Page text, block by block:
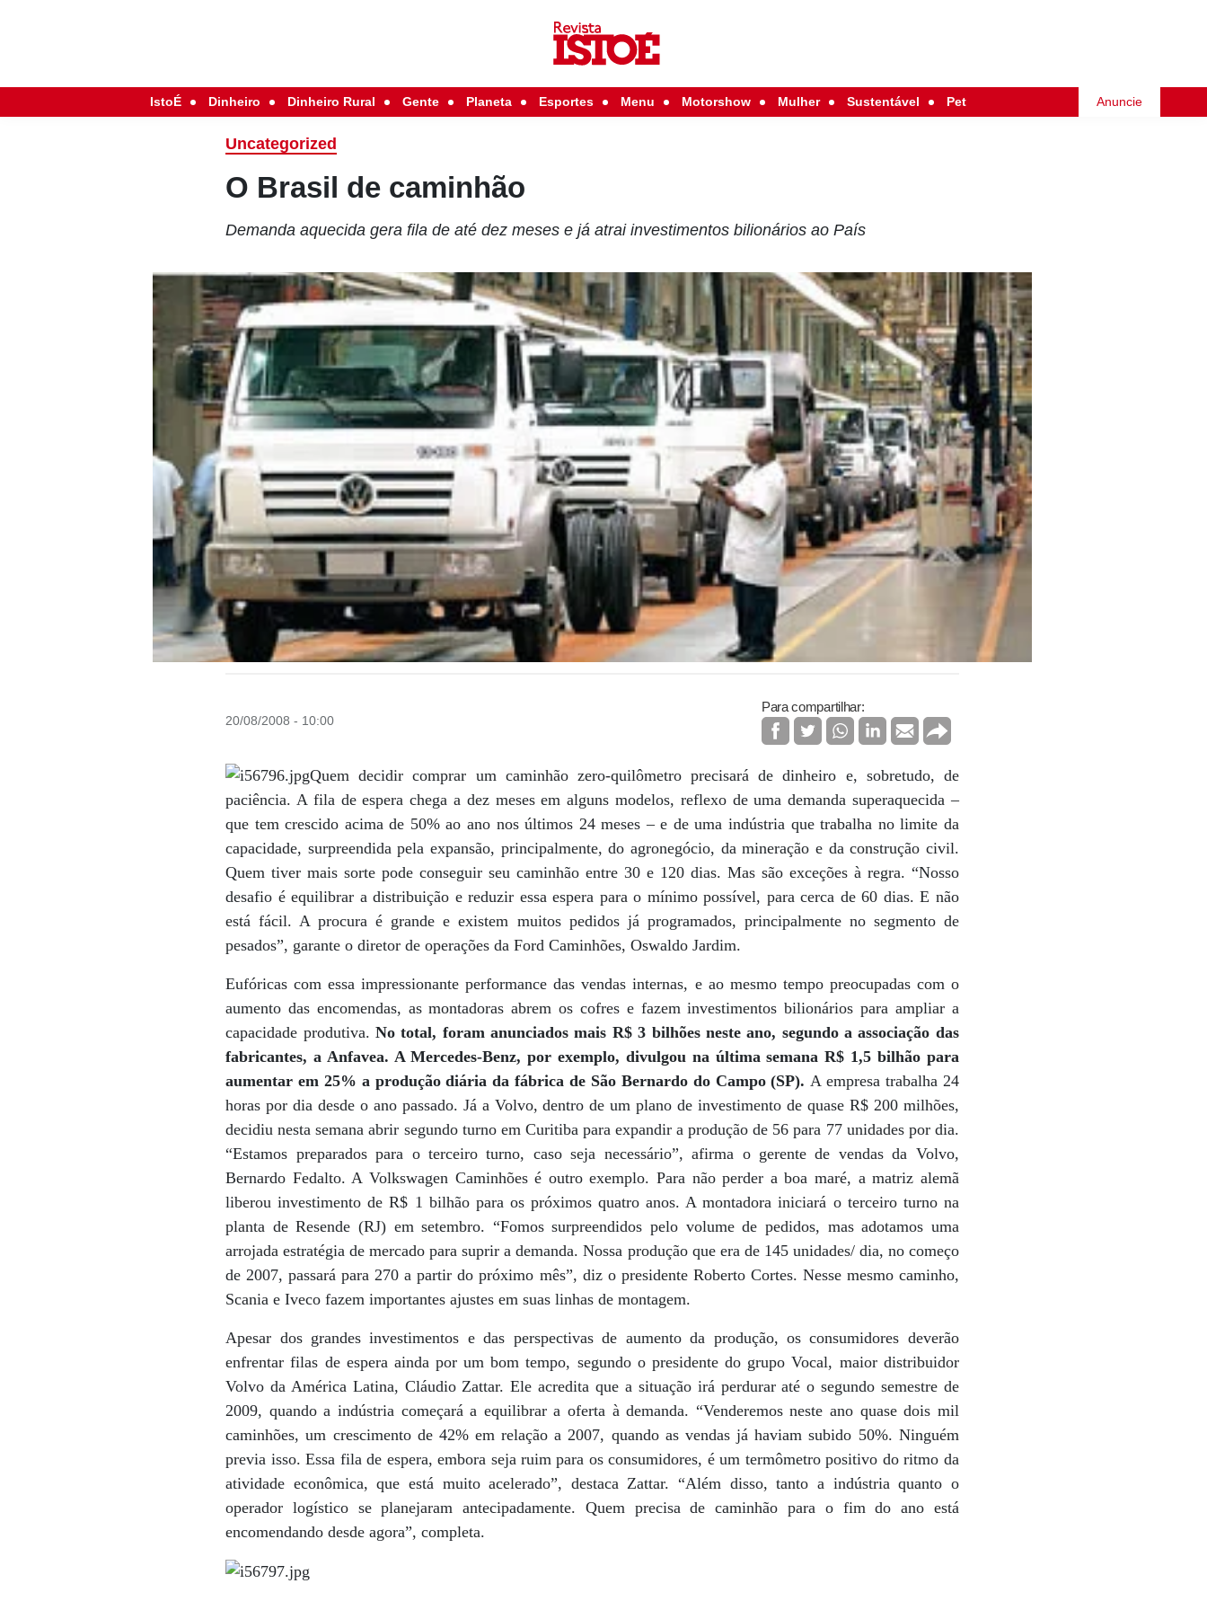
IstoÉ Dinheiro Dinheiro Rural Gente Planeta Esportes Menu Motorshow Mulher Sustentável Pet Anuncie
Uncategorized
O Brasil de caminhão
Demanda aquecida gera fila de até dez meses e já atrai investimentos bilionários ao País
20/08/2008 - 10:00
Para compartilhar:
Quem decidir comprar um caminhão zero-quilômetro precisará de dinheiro e, sobretudo, de
paciência. A fila de espera chega a dez meses em alguns modelos, reflexo de uma demanda superaquecida –
que tem crescido acima de 50% ao ano nos últimos 24 meses – e de uma indústria que trabalha no limite da
capacidade, surpreendida pela expansão, principalmente, do agronegócio, da mineração e da construção civil.
Quem tiver mais sorte pode conseguir seu caminhão entre 30 e 120 dias. Mas são exceções à regra. “Nosso
desafio é equilibrar a distribuição e reduzir essa espera para o mínimo possível, para cerca de 60 dias. E não
está fácil. A procura é grande e existem muitos pedidos já programados, principalmente no segmento de
pesados”, garante o diretor de operações da Ford Caminhões, Oswaldo Jardim.
Eufóricas com essa impressionante performance das vendas internas, e ao mesmo tempo preocupadas com o
aumento das encomendas, as montadoras abrem os cofres e fazem investimentos bilionários para ampliar a
capacidade produtiva. No total, foram anunciados mais R$ 3 bilhões neste ano, segundo a associação das
fabricantes, a Anfavea. A Mercedes-Benz, por exemplo, divulgou na última semana R$ 1,5 bilhão para
aumentar em 25% a produção diária da fábrica de São Bernardo do Campo (SP).A empresa trabalha 24
horas por dia desde o ano passado. Já a Volvo, dentro de um plano de investimento de quase R$ 200 milhões,
decidiu nesta semana abrir segundo turno em Curitiba para expandir a produção de 56 para 77 unidades por dia.
“Estamos preparados para o terceiro turno, caso seja necessário”, afirma o gerente de vendas da Volvo,
Bernardo Fedalto. A Volkswagen Caminhões é outro exemplo. Para não perder a boa maré, a matriz alemã
liberou investimento de R$ 1 bilhão para os próximos quatro anos. A montadora iniciará o terceiro turno na
planta de Resende (RJ) em setembro. “Fomos surpreendidos pelo volume de pedidos, mas adotamos uma
arrojada estratégia de mercado para suprir a demanda. Nossa produção que era de 145 unidades/ dia, no começo
de 2007, passará para 270 a partir do próximo mês”, diz o presidente Roberto Cortes. Nesse mesmo caminho,
Scania e Iveco fazem importantes ajustes em suas linhas de montagem.
Apesar dos grandes investimentos e das perspectivas de aumento da produção, os consumidores deverão
enfrentar filas de espera ainda por um bom tempo, segundo o presidente do grupo Vocal, maior distribuidor
Volvo da América Latina, Cláudio Zattar. Ele acredita que a situação irá perdurar até o segundo semestre de
2009, quando a indústria começará a equilibrar a oferta à demanda. “Venderemos neste ano quase dois mil
caminhões, um crescimento de 42% em relação a 2007, quando as vendas já haviam subido 50%. Ninguém
previa isso. Essa fila de espera, embora seja ruim para os consumidores, é um termômetro positivo do ritmo da
atividade econômica, que está muito acelerado”, destaca Zattar. “Além disso, tanto a indústria quanto o
operador logístico se planejaram antecipadamente. Quem precisa de caminhão para o fim do ano está
encomendando desde agora”, completa.